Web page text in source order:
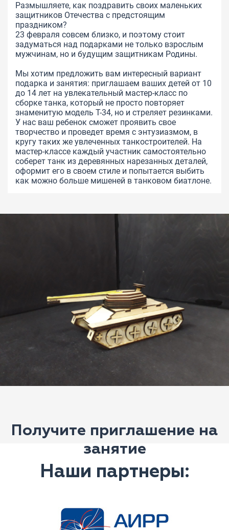
Размышляете, как поздравить своих маленьких
защитников Отечества с предстоящим
праздником?
23 февраля совсем близко, и поэтому стоит
задуматься над подарками не только взрослым
мужчинам, но и будущим защитникам Родины.
Мы хотим предложить вам интересный вариант
подарка и занятия: приглашаем ваших детей от 10
до 14 лет на увлекательный мастер-класс по
сборке танка, который не просто повторяет
знаменитую модель Т-34, но и стреляет резинками.
У нас ваш ребенок сможет проявить свое
творчество и проведет время с энтузиазмом, в
кругу таких же увлеченных танкостроителей. На
мастер-классе каждый участник самостоятельно
соберет танк из деревянных нарезанных деталей,
оформит его в своем стиле и попытается выбить
как можно больше мишеней в танковом биатлоне.
Получите приглашение на
занятие
Наши партнеры: